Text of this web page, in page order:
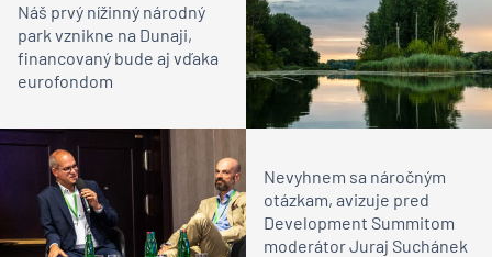
Náš prvý nížinný národný
park vznikne na Dunaji,
financovaný bude aj vďaka
eurofondom
Nevyhnem sa náročným
otázkam, avizuje pred
Development Summitom
moderátor Juraj Suchánek